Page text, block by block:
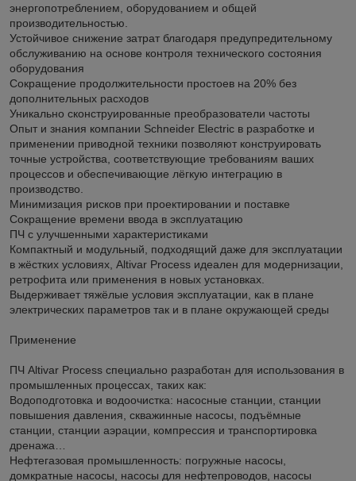
энергопотреблением, оборудованием и общей
производительностью.
Устойчивое снижение затрат благодаря предупредительному
обслуживанию на основе контроля технического состояния
оборудования
Сокращение продолжительности простоев на 20% без
дополнительных расходов
Уникально сконструированные преобразователи частоты
Опыт и знания компании Schneider Electric в разработке и
применении приводной техники позволяют конструировать
точные устройства, соответствующие требованиям ваших
процессов и обеспечивающие лёгкую интеграцию в
производство.
Минимизация рисков при проектировании и поставке
Сокращение времени ввода в эксплуатацию
ПЧ с улучшенными характеристиками
Компактный и модульный, подходящий даже для эксплуатации
в жёстких условиях, Altivar Process идеален для модернизации,
ретрофита или применения в новых установках.
Выдерживает тяжёлые условия эксплуатации, как в плане
электрических параметров так и в плане окружающей среды
Применение
ПЧ Altivar Process специально разработан для использования в
промышленных процессах, таких как:
Водоподготовка и водоочистка: насосные станции, станции
повышения давления, скважинные насосы, подъёмные
станции, станции аэрации, компрессия и транспортировка
дренажа…
Нефтегазовая промышленность: погружные насосы,
домкратные насосы, насосы для нефтепроводов, насосы